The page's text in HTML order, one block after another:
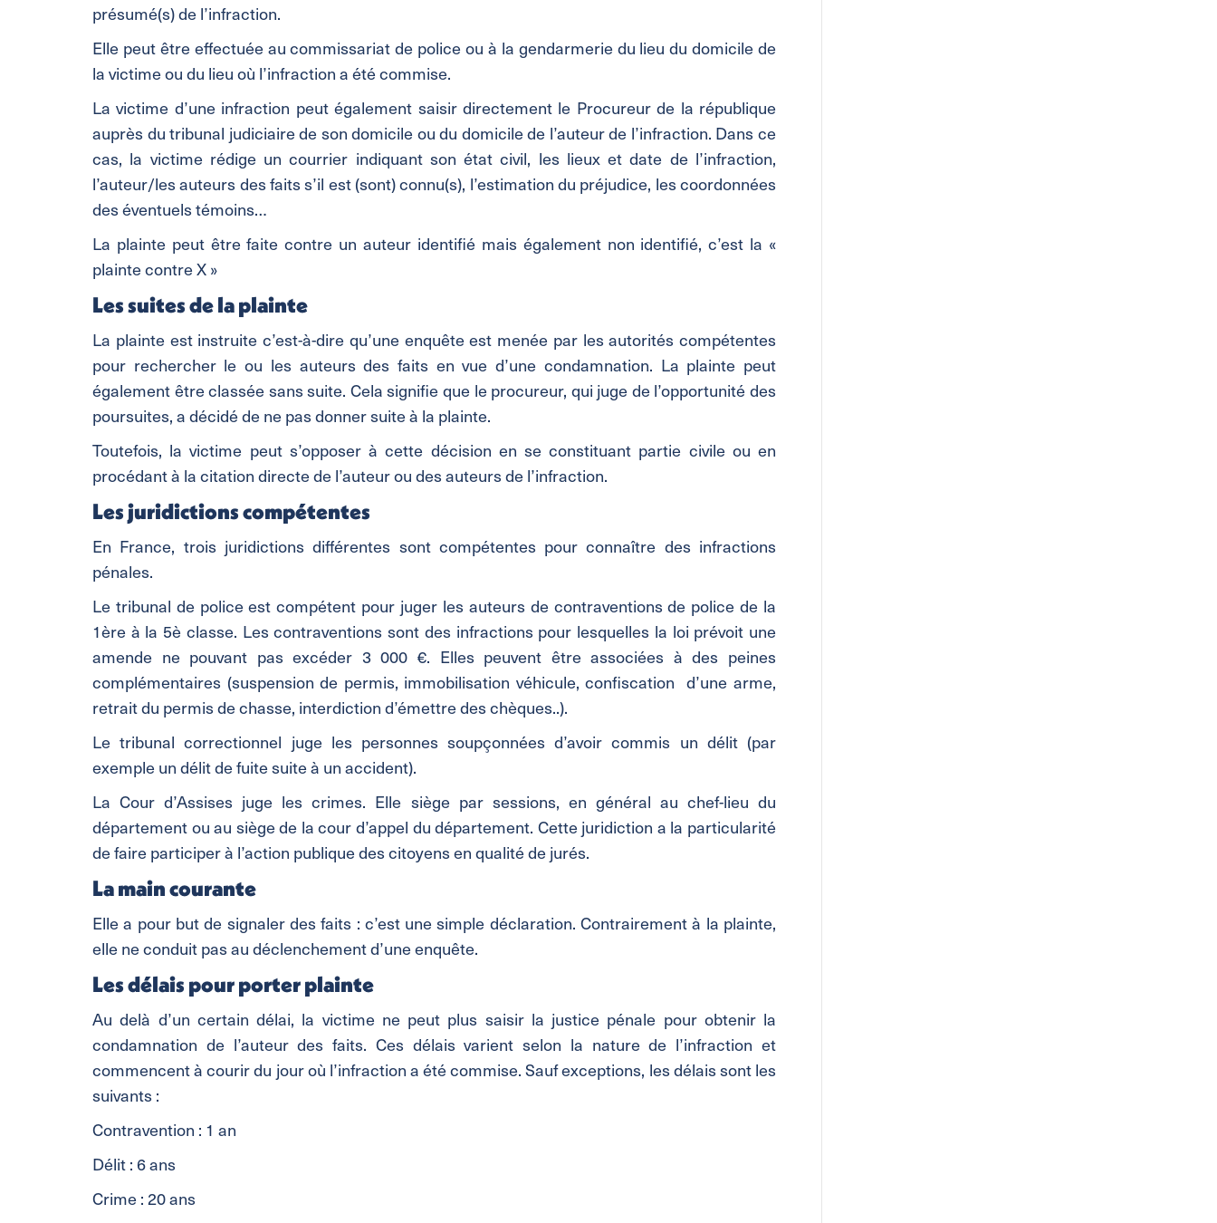
présumé(s) de l’infraction.
Elle peut être effectuée au commissariat de police ou à la gendarmerie du lieu du domicile de
la victime ou du lieu où l’infraction a été commise.
La victime d’une infraction peut également saisir directement le Procureur de la république
auprès du tribunal judiciaire de son domicile ou du domicile de l’auteur de l’infraction. Dans ce
cas, la victime rédige un courrier indiquant son état civil, les lieux et date de l’infraction,
l’auteur/les auteurs des faits s’il est (sont) connu(s), l’estimation du préjudice, les coordonnées
des éventuels témoins…
La plainte peut être faite contre un auteur identifié mais également non identifié, c’est la «
plainte contre X »
Les suites de la plainte
La plainte est instruite c’est-à-dire qu’une enquête est menée par les autorités compétentes
pour rechercher le ou les auteurs des faits en vue d’une condamnation. La plainte peut
également être classée sans suite. Cela signifie que le procureur, qui juge de l’opportunité des
poursuites, a décidé de ne pas donner suite à la plainte.
Toutefois, la victime peut s’opposer à cette décision en se constituant partie civile ou en
procédant à la citation directe de l’auteur ou des auteurs de l’infraction.
Les juridictions compétentes
En France, trois juridictions différentes sont compétentes pour connaître des infractions
pénales.
Le tribunal de police est compétent pour juger les auteurs de contraventions de police de la
1ère à la 5è classe. Les contraventions sont des infractions pour lesquelles la loi prévoit une
amende ne pouvant pas excéder 3 000 €. Elles peuvent être associées à des peines
complémentaires (suspension de permis, immobilisation véhicule, confiscation d’une arme,
retrait du permis de chasse, interdiction d’émettre des chèques..).
Le tribunal correctionnel juge les personnes soupçonnées d’avoir commis un délit (par
exemple un délit de fuite suite à un accident).
La Cour d’Assises juge les crimes. Elle siège par sessions, en général au chef-lieu du
département ou au siège de la cour d’appel du département. Cette juridiction a la particularité
de faire participer à l’action publique des citoyens en qualité de jurés.
La main courante
Elle a pour but de signaler des faits : c’est une simple déclaration. Contrairement à la plainte,
elle ne conduit pas au déclenchement d’une enquête.
Les délais pour porter plainte
Au delà d’un certain délai, la victime ne peut plus saisir la justice pénale pour obtenir la
condamnation de l’auteur des faits. Ces délais varient selon la nature de l’infraction et
commencent à courir du jour où l’infraction a été commise. Sauf exceptions, les délais sont les
suivants :
Contravention : 1 an
Délit : 6 ans
Crime : 20 ans